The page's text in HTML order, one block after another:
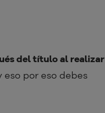
del título al realizar
eso por eso debes